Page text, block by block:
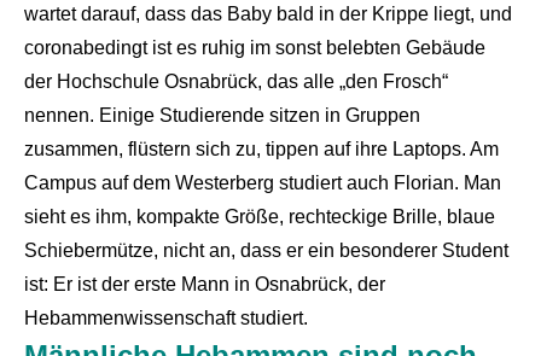
wartet darauf, dass das Baby bald in der Krippe liegt, und
coronabedingt ist es ruhig im sonst belebten Gebäude
der Hochschule Osnabrück, das alle „den Frosch“
nennen. Einige Studierende sitzen in Gruppen
zusammen, flüstern sich zu, tippen auf ihre Laptops. Am
Campus auf dem Westerberg studiert auch Florian. Man
sieht es ihm, kompakte Größe, rechteckige Brille, blaue
Schiebermütze, nicht an, dass er ein besonderer Student
ist: Er ist der erste Mann in Osnabrück, der
Hebammenwissenschaft studiert.